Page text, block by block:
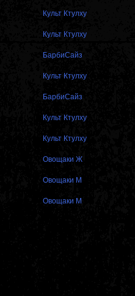
Культ Ктулху
Культ Ктулху
БарбиСайз
Культ Ктулху
БарбиСайз
Культ Ктулху
Культ Ктулху
Овощаки Ж
Овощаки М
Овощаки М